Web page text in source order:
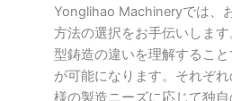
Yonglihao Machineryでは、
方法の選択をお手伝いしま
型鋳造の違いを理解するこ
が可能になります。それぞ
様の製造ニーズに応じて独